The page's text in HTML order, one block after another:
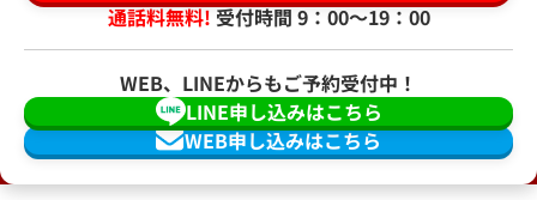
通話料無料!受付時間 9：00〜19：00
WEB、LINEからもご予約受付中！
WEB申し込みはこちら
LINE申し込みはこちら